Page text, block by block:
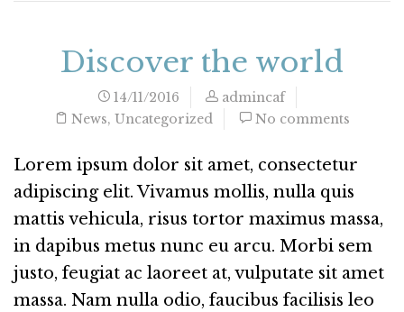
Discover the world
14/11/2016
admincaf
News, Uncategorized No comments
Lorem ipsum dolor sit amet, consectetur
adipiscing elit. Vivamus mollis, nulla quis
mattis vehicula, risus tortor maximus massa,
in dapibus metus nunc eu arcu. Morbi sem
justo, feugiat ac laoreet at, vulputate sit amet
massa. Nam nulla odio, faucibus facilisis leo